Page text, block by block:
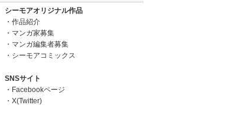
シーモアオリジナル作品
作品紹介
マンガ家募集
マンガ編集者募集
シーモアコミックス
SNSサイト
Facebookページ
X(Twitter)